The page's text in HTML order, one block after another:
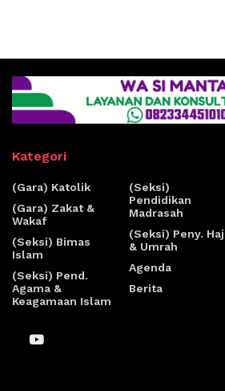
Kategori
(Gara) Katolik
(Gara) Zakat &
Wakaf
(Seksi) Bimas
Islam
(Seksi) Pend.
Agama &
Keagamaan Islam
(Seksi)
Pendidikan
Madrasah
(Seksi) Peny.
& Umrah
Agenda
Berita